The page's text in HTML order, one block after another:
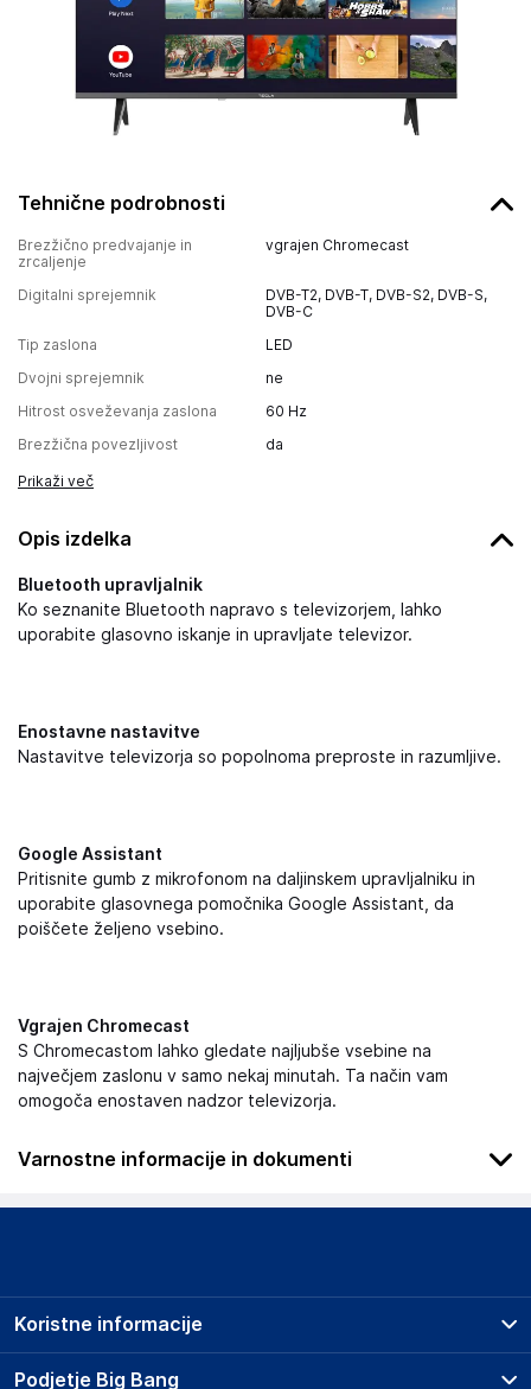
Tehnične podrobnosti
Brezžično predvajanje in
zrcaljenje
vgrajen Chromecast
Digitalni sprejemnik
DVB-T2, DVB-T, DVB-S2, DVB-S,
DVB-C
Tip zaslona
LED
Dvojni sprejemnik
ne
Hitrost osveževanja zaslona
60 Hz
Brezžična povezljivost
da
Prikaži več
Opis izdelka
Bluetooth upravljalnik
Ko seznanite Bluetooth napravo s televizorjem, lahko
uporabite glasovno iskanje in upravljate televizor.
Enostavne nastavitve
Nastavitve televizorja so popolnoma preproste in razumljive.
Google Assistant
Pritisnite gumb z mikrofonom na daljinskem upravljalniku in
uporabite glasovnega pomočnika Google Assistant, da
poiščete željeno vsebino.
Vgrajen Chromecast
S Chromecastom lahko gledate najljubše vsebine na
največjem zaslonu v samo nekaj minutah. Ta način vam
omogoča enostaven nadzor televizorja.
Varnostne informacije in dokumenti
Podatki o proizvajalcu
Comtrade Distribution d.o.o. Beograd
Podjetje Big Bang
Koristne informacije
Prodajna mesta